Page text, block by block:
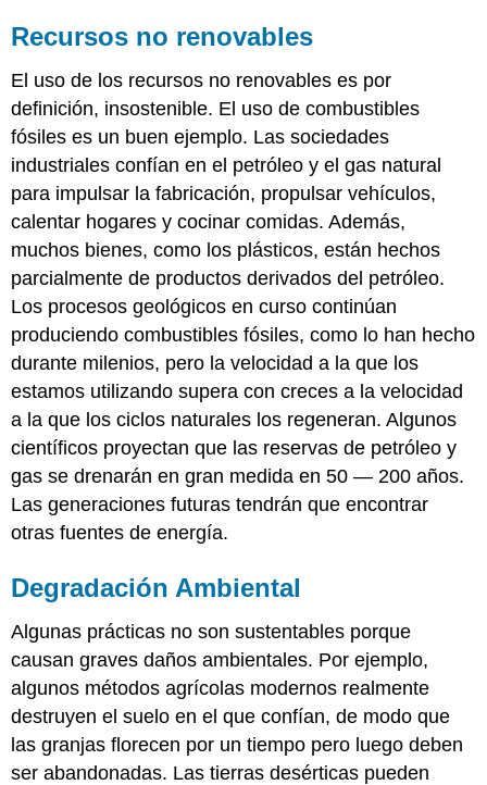
Recursos no renovables
El uso de los recursos no renovables es por
definición, insostenible. El uso de combustibles
fósiles es un buen ejemplo. Las sociedades
industriales confían en el petróleo y el gas natural
para impulsar la fabricación, propulsar vehículos,
calentar hogares y cocinar comidas. Además,
muchos bienes, como los plásticos, están hechos
parcialmente de productos derivados del petróleo.
Los procesos geológicos en curso continúan
produciendo combustibles fósiles, como lo han hecho
durante milenios, pero la velocidad a la que los
estamos utilizando supera con creces a la velocidad
a la que los ciclos naturales los regeneran. Algunos
científicos proyectan que las reservas de petróleo y
gas se drenarán en gran medida en 50 — 200 años.
Las generaciones futuras tendrán que encontrar
otras fuentes de energía.
Degradación Ambiental
Algunas prácticas no son sustentables porque
causan graves daños ambientales. Por ejemplo,
algunos métodos agrícolas modernos realmente
destruyen el suelo en el que confían, de modo que
las granjas florecen por un tiempo pero luego deben
ser abandonadas. Las tierras desérticas pueden